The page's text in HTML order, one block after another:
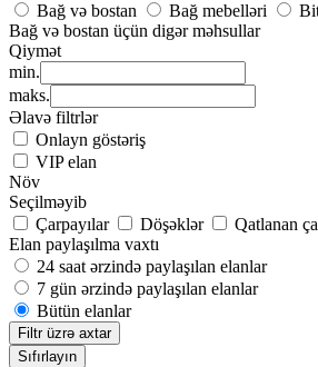
Bağ və bostan
Bağ mebelləri
Bağ və bostan üçün digər məhsullar
Qiymət
min.
maks.
Əlavə filtrlər
Onlayn göstəriş
VIP elan
Növ
Seçilməyib
Çarpayılar
Döşəklər
Qatlanan
Elan paylaşılma vaxtı
24 saat ərzində paylaşılan elanlar
7 gün ərzində paylaşılan elanlar
Bütün elanlar
Filtr üzrə axtar
Sıfırlayın